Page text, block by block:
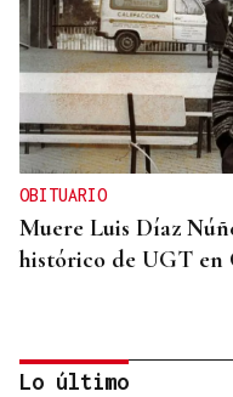
OBITUARIO
Muere Luis Díaz
histórico de UGT en
Lo último